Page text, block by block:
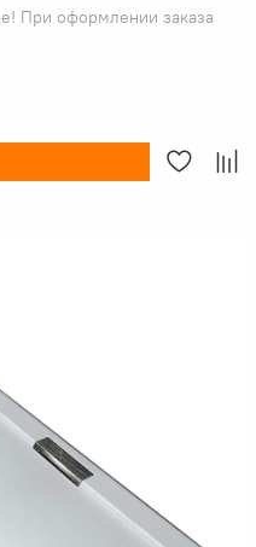
При оформлении заказа